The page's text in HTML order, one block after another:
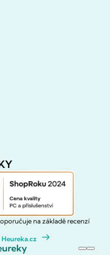
na základě recenzí